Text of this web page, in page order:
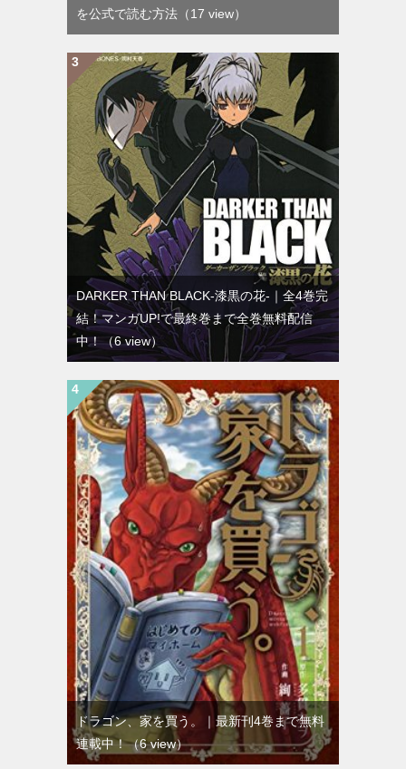
を公式で読む方法 （17 view）
DARKER THAN BLACK-漆黒の花-｜全4巻完
結！マンガUP!で最終巻まで全巻無料配信
中！（6 view）
ドラゴン、家を買う。｜最新刊4巻まで無料
連載中！（6 view）